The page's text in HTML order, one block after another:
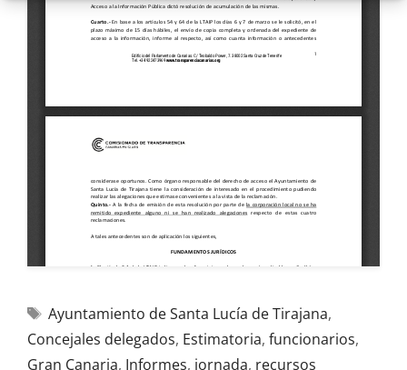
Ayuntamiento de Santa Lucía de Tirajana,
Concejales delegados, Estimatoria, funcionarios,
Gran Canaria, Informes, jornada, recursos